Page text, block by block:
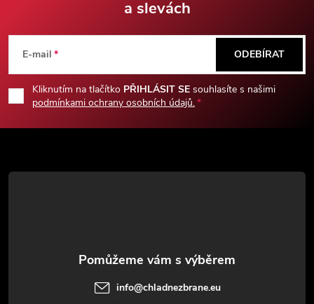
p
a
a slevách
E-mail
Kliknutím na tlačítko PŘIHLÁSIT SE souhlasíte s našimi
podmínkami ochrany osobních údajů.
ODEBÍRAT
info@chladnezbrane.eu